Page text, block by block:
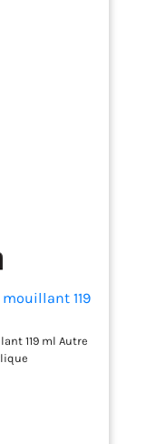
et sûre
l'eau.
mouillant 119
119 ml Autre